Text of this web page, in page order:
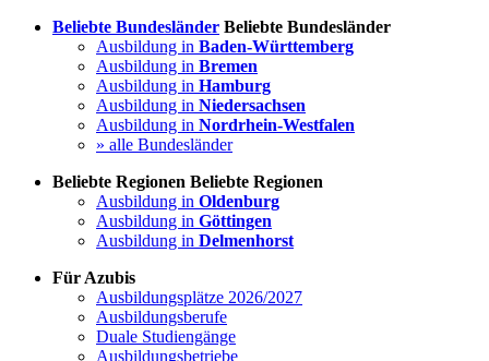
Beliebte Bundesländer Beliebte Bundesländer
Ausbildung in Baden-Württemberg
Ausbildung in Bremen
Ausbildung in Hamburg
Ausbildung in Niedersachsen
Ausbildung in Nordrhein-Westfalen
» alle Bundesländer
Beliebte Regionen Beliebte Regionen
Ausbildung in Oldenburg
Ausbildung in Göttingen
Ausbildung in Delmenhorst
Für Azubis
Ausbildungsplätze 2026/2027
Ausbildungsberufe
Duale Studiengänge
Ausbildungsbetriebe